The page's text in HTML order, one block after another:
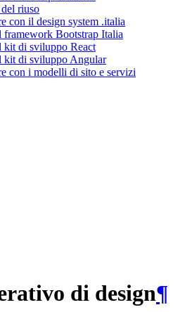
riuso
con il design system .italia
framework Bootstrap Italia
kit di sviluppo React
kit di sviluppo Angular
con i modelli di sito e servizi
di design¶